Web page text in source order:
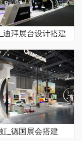
迪拜展台设计搭建
_德国展会搭建